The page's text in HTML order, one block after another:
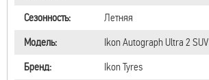
Сезонность:
Летняя
Модель:
Ikon Autograph Ultra 2 SUV
Бренд:
Ikon Tyres